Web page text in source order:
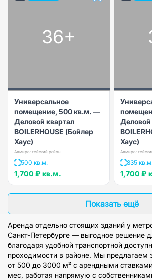
36+
Универсальное
помещение, 500 кв.м. —
Деловой квартал
BOILERHOUSE (Бойлер
Хаус)
Адмиралтейский район
500 кв.м.
1,700 ₽ кв.м.
Деловой
Хаус)
835 кв.м.
1,700 ₽
Показать ещё
Аренда отдельно стоящих зданий у
Санкт-Петербурге — выгодное решение
благодаря удобной транспортной
проходимости в районе. Мы предлагаем
от 500 до 3000 м² с арендными
мес, работая напрямую с